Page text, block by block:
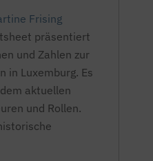
Frising
präsentiert
und Zahlen zur
in Luxemburg. Es
aktuellen
und Rollen.